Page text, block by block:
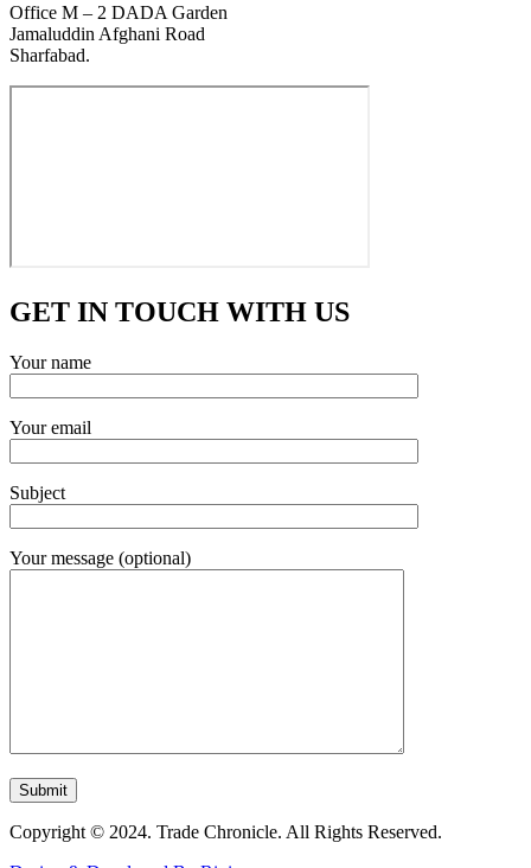
Office M – 2 DADA Garden
Jamaluddin Afghani Road
Sharfabad.
GET IN TOUCH WITH US
Your name
Your email
Subject
Your message (optional)
Copyright © 2024. Trade Chronicle. All Rights Reserved.